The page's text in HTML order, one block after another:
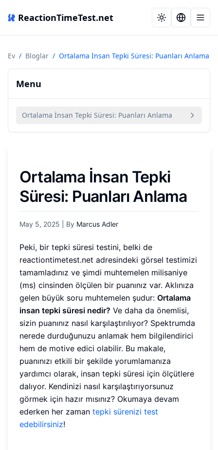
ReactionTimeTest.net
Ev / Bloglar / Ortalama İnsan Tepki Süresi: Puanları Anlama
Menu
Ortalama İnsan Tepki Süresi: Puanları Anlama
Ortalama İnsan Tepki
Süresi: Puanları Anlama
May 5, 2025 | By Marcus Adler
Peki, bir tepki süresi testini, belki de
reactiontimetest.net adresindeki görsel testimizi
tamamladınız ve şimdi muhtemelen milisaniye
(ms) cinsinden ölçülen bir puanınız var. Aklınıza
gelen büyük soru muhtemelen şudur: Ortalama
insan tepki süresi nedir? Ve daha da önemlisi,
sizin puanınız nasıl karşılaştırılıyor? Spektrumda
nerede durduğunuzu anlamak hem bilgilendirici
hem de motive edici olabilir. Bu makale,
puanınızı etkili bir şekilde yorumlamanıza
yardımcı olarak, insan tepki süresi için ölçütlere
dalıyor. Kendinizi nasıl karşılaştırıyorsunuz
görmek için hazır mısınız? Okumaya devam
ederken her zaman tepki sürenizi test
edebilirsiniz!